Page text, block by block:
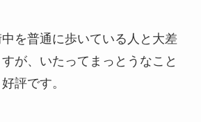
を普通に歩いている人と大差
が、いたってまっとうなこと
評です。